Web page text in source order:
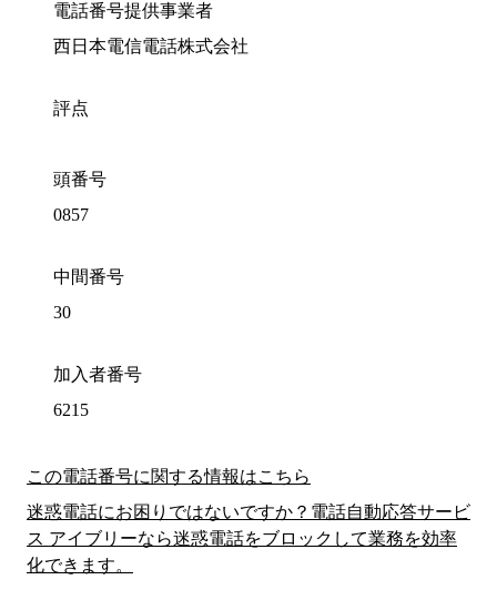
電話番号提供事業者
西日本電信電話株式会社
評点
頭番号
0857
中間番号
30
加入者番号
6215
この電話番号に関する情報はこちら
迷惑電話にお困りではないですか？電話自動応答サービ
ス アイブリーなら迷惑電話をブロックして業務を効率
化できます。